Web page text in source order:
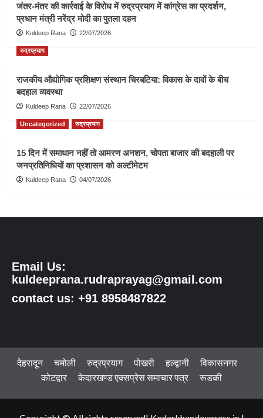
जंतर-मंतर की कार्रवाई के विरोध में रुद्रप्रयाग में कांग्रेस का प्रदर्शन,
प्रधान मंत्री नरेंद्र मोदी का पुतला दहन
Kuldeep Rana 22/07/2026
रुद्रप्रयाग
राजकीय औद्योगिक प्रशिक्षण संस्थान चिरबटिया: विकास के दावों के बीच
बदहाल व्यवस्था
Kuldeep Rana 22/07/2026
Uncategorized रुद्रप्रयाग
15 दिन में समाधान नहीं तो आमरण अनशन, चोपता बाजार की बदहाली पर
जनप्रतिनिधियों का प्रशासन को अल्टीमेटम
Kuldeep Rana 04/07/2026
Email Us:
kuldeeprana.rudraprayag@gmail.com
contact us: +91 8958487822
देहरादून चमोली रुद्रप्रयाग पोखरी हल्द्वानी
विकासनगर
कोटद्वार
केदारखण्ड एक्सप्रेस समाचार पत्र रूडकी